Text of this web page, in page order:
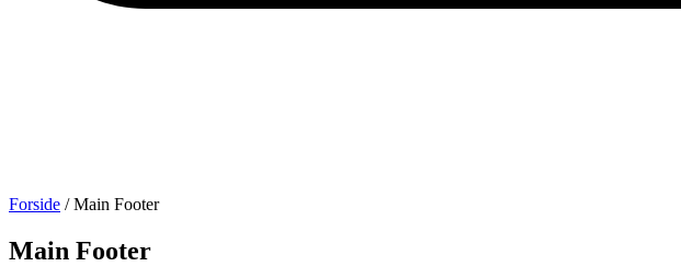
Forside / Main Footer
Main Footer